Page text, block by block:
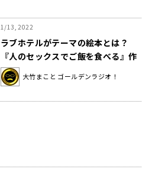
1/13, 2022
ラブホテルがテーマの絵本とは？
『人のセックスでご飯を食べる』作
者が登場 〜1月13日「大竹まこと ゴ
ールデンラジオ」
大竹まこと ゴールデンラジオ！